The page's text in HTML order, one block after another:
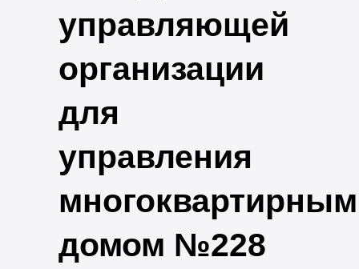
управляющей
организации
для
управления
многоквартирным
домом №228